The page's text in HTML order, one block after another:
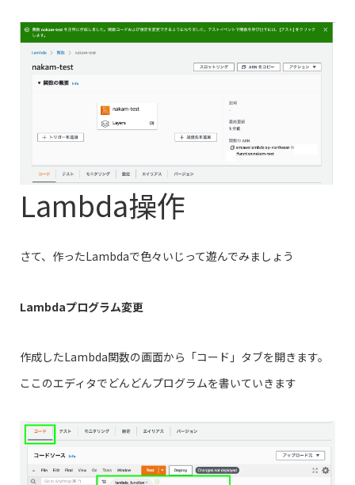
Lambda操作
さて、作ったLambdaで色々いじって遊んでみましょう
Lambdaプログラム変更
作成したLambda関数の画面から「コード」タブを開きます。
ここのエディタでどんどんプログラムを書いていきます